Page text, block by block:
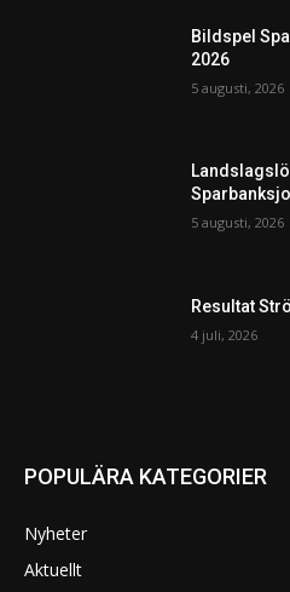
Bildspel
2026
5 augusti, 2026
5 augusti, 2026
Resultat
4 juli, 2026
POPULÄRA KATEGORIER
Nyheter
Aktuellt